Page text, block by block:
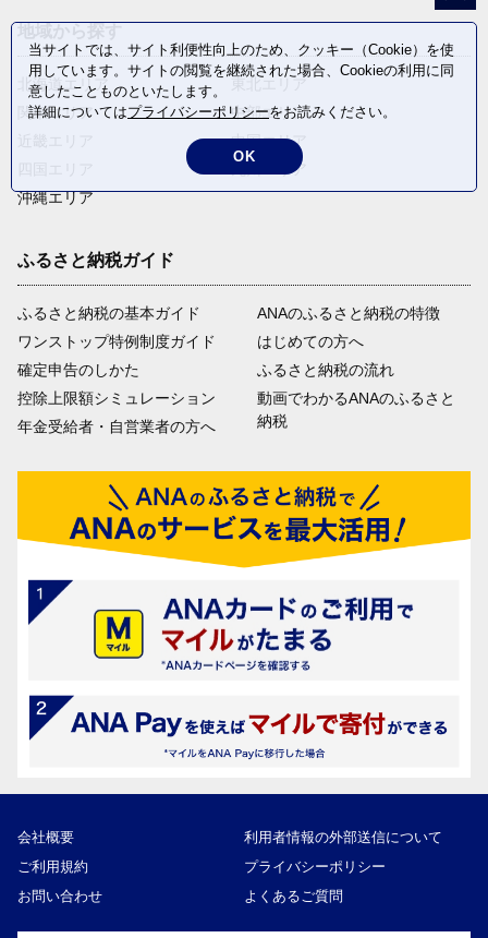
北海道エリア
関東エリア
沖縄エリア
中部エリア
中国エリア
九州エリア
ふるさと納税ガイド
ふるさと納税の基本ガイド
ワンストップ特例制度ガイド
確定申告のしかた
控除上限額シミュレーション
年金受給者・自営業者の方へ
ANAのふるさと納税の特徴
はじめての方へ
ふるさと納税の流れ
動画でわかるANAのふるさと
納税
会社概要
利用者情報の外部送信について
ご利用規約
プライバシーポリシー
お問い合わせ
よくあるご質問
当サイトでは、サイト利便性向上のため、クッキー（Cookie）を使
用しています。サイトの閲覧を継続された場合、Cookieの利用に同
意したことものといたします。
詳細についてはプライバシーポリシーをお読みください。
OK